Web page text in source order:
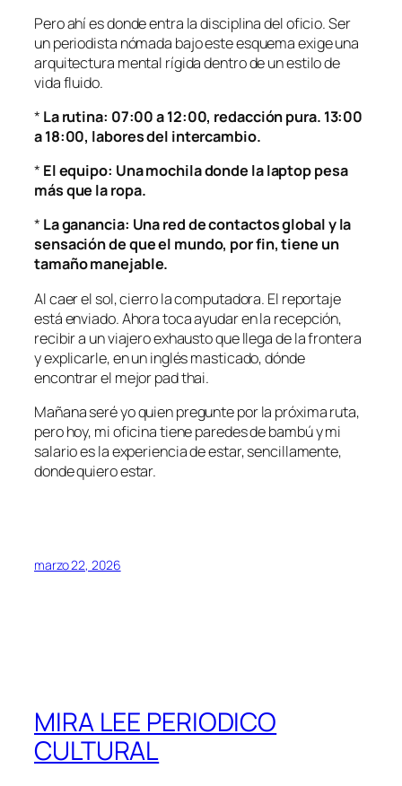
Pero ahí es donde entra la disciplina del oficio. Ser
un periodista nómada bajo este esquema exige una
arquitectura mental rígida dentro de un estilo de
vida fluido.
* La rutina: 07:00 a 12:00, redacción pura. 13:00
a 18:00, labores del intercambio.
* El equipo: Una mochila donde la laptop pesa
más que la ropa.
* La ganancia: Una red de contactos global y la
sensación de que el mundo, por fin, tiene un
tamaño manejable.
Al caer el sol, cierro la computadora. El reportaje
está enviado. Ahora toca ayudar en la recepción,
recibir a un viajero exhausto que llega de la frontera
y explicarle, en un inglés masticado, dónde
encontrar el mejor pad thai.
Mañana seré yo quien pregunte por la próxima ruta,
pero hoy, mi oficina tiene paredes de bambú y mi
salario es la experiencia de estar, sencillamente,
donde quiero estar.
marzo 22, 2026
MIRA LEE PERIODICO
CULTURAL